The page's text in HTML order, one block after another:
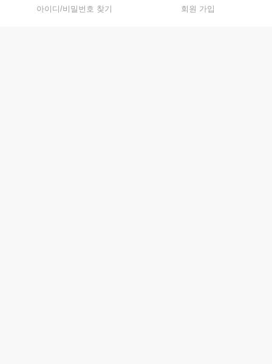
아이디/비밀번호 찾기 회원 가입